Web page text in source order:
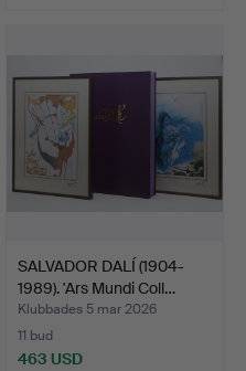
SALVADOR DALÍ (1904-
1989). 'Ars Mundi Coll…
Klubbades 5 mar 2026
11 bud
463 USD